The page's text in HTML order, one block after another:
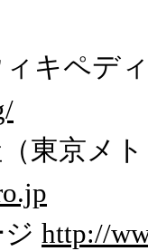
キペデ
東京メ
http://